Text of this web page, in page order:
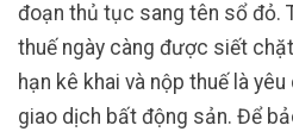
đoạn thủ tục sang tên sổ đỏ.
thuế ngày càng được siết
hạn kê khai và nộp thuế là
giao dịch bất động sản. Để